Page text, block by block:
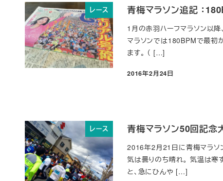
レース 青梅マラソン追記 ：
1月の赤羽ハーフマラソン以
マラソンでは180BPMで最初
ます。 （ […]
投稿日
2016年2月24日
レース 青梅マラソン50回記念
2016年2月21日に青梅マラソ
気は曇りのち晴れ。 気温は寒
と、急にひんや […]